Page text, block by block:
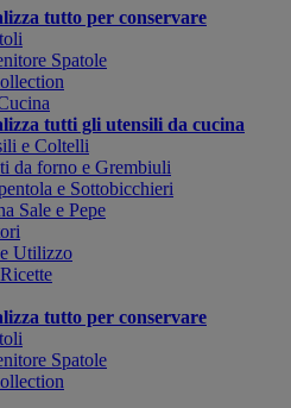
tutto per conservare
Spatole
tutti gli utensili da cucina
e Coltelli
da forno e Grembiuli
e Sottobicchieri
Sale e Pepe
Utilizzo
tutto per conservare
Spatole